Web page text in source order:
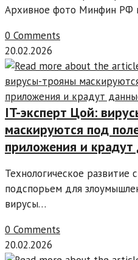
Архивное фото Минфин РФ
0 Comments
20.02.2026
IT-эксперт Цой:
маскируются под
приложения и
Технологическое развитие
подспорьем для
вирусы…
0 Comments
20.02.2026